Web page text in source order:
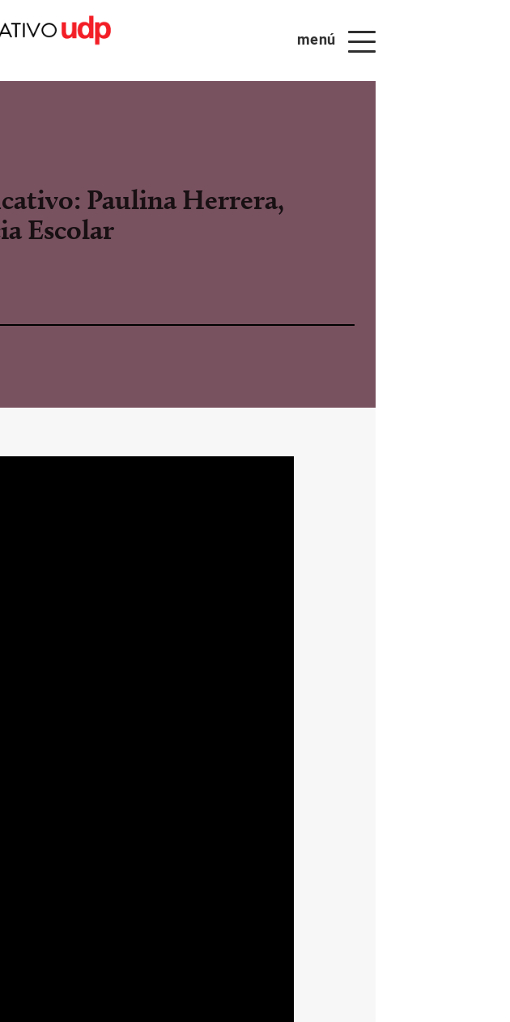
menú
Paulina Herrera,
Escolar